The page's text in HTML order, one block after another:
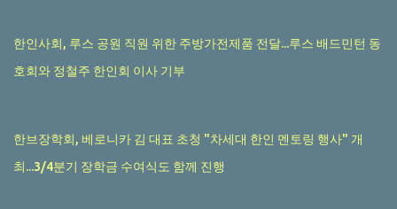
한인사회, 루스 공원 직원 위한 주방가전제품 전달...루스 배드민턴 동
호회와 정철주 한인회 이사 기부
한브장학회, 베로니카 김 대표 초청 "차세대 한인 멘토링 행사" 개
최...3/4분기 장학금 수여식도 함께 진행